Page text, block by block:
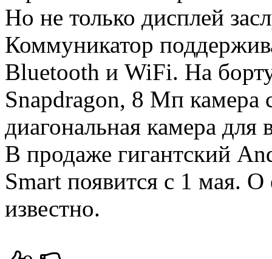
Но не только дисплей
Коммуникатор
Bluetooth и WiFi. На
Snapdragon, 8 Мп
диагональная камера для
В продаже гигантский
Smart появится с 1 мая. О
известно.